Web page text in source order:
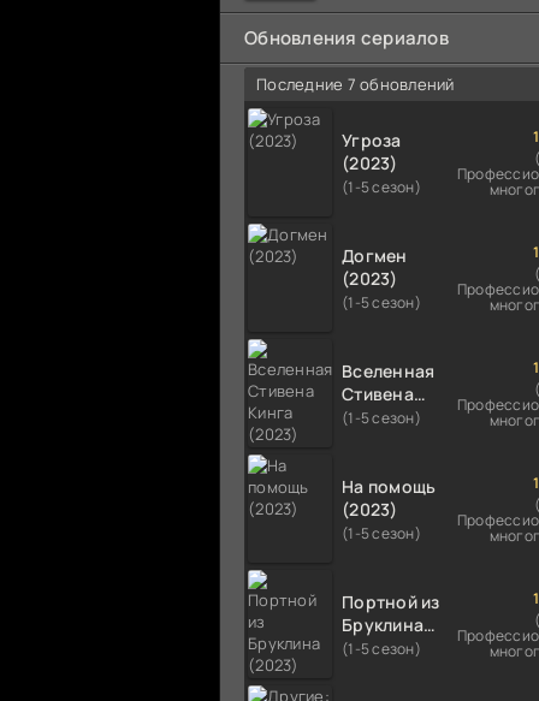
намного
Обновления сериалов
Последние 7 обновлений
Угроза
(2023)
(1-5 сезон)
Догмен
(2023)
(1-5 сезон)
Вселенная
Стивена
Кинга
(1-5 сезон)
На помощь
(2023)
(1-5 сезон)
Портной из
Бруклина
(2023)
(1-5 сезон)